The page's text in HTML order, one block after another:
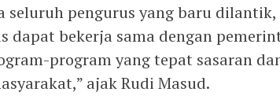
seluruh pengurus yang baru
dapat bekerja sama dengan
program yang tepat sasaran
ajak Rudi Masud.